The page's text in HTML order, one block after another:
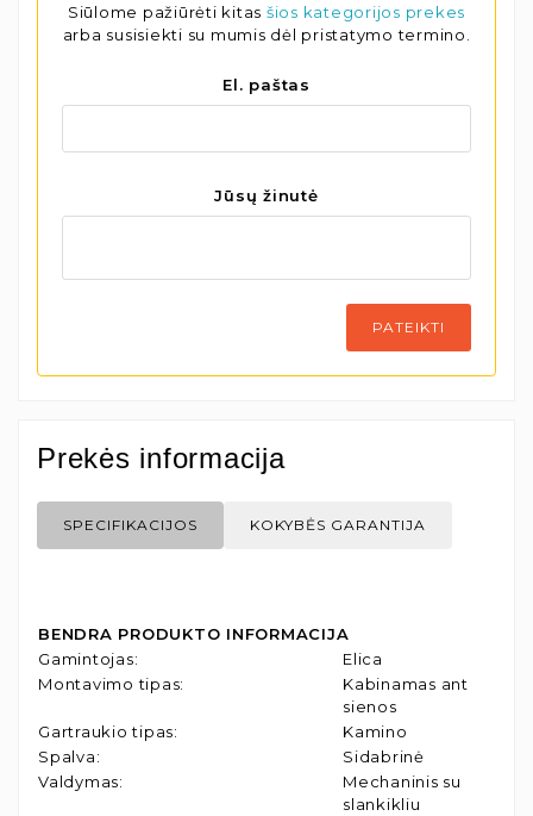
Siūlome pažiūrėti kitas šios kategorijos prekes
arba susisiekti su mumis dėl pristatymo termino.
El. paštas
Jūsų žinutė
PATEIKTI
Prekės informacija
SPECIFIKACIJOS KOKYBĖS GARANTIJA
BENDRA PRODUKTO INFORMACIJA
Gamintojas:
Elica
Montavimo tipas:
Kabinamas ant
sienos
Gartraukio tipas:
Kamino
Spalva:
Sidabrinė
Valdymas:
Mechaninis su
slankikliu